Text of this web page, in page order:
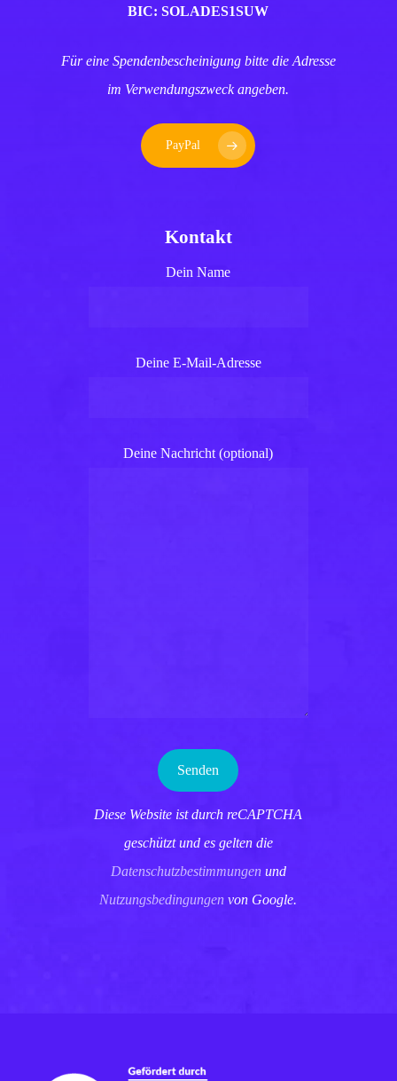
BIC: SOLADES1SUW
Für eine Spendenbescheinigung bitte die Adresse
im Verwendungszweck angeben.
PayPal
Kontakt
Dein Name
Deine E-Mail-Adresse
Deine Nachricht (optional)
Diese Website ist durch reCAPTCHA
geschützt und es gelten die
Datenschutzbestimmungenund
Nutzungsbedingungen von Google.